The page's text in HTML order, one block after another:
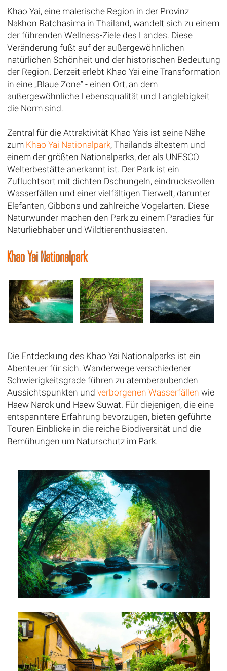
Khao Yai, eine malerische Region in der Provinz
Nakhon Ratchasima in Thailand, wandelt sich zu einem
der führenden Wellness-Ziele des Landes. Diese
Veränderung fußt auf der außergewöhnlichen
natürlichen Schönheit und der historischen Bedeutung
der Region. Derzeit erlebt Khao Yai eine Transformation
in eine „Blaue Zone“ - einen Ort, an dem
außergewöhnliche Lebensqualität und Langlebigkeit
die Norm sind.
Zentral für die Attraktivität Khao Yais ist seine Nähe
zum Khao Yai Nationalpark, Thailands ältestem und
einem der größten Nationalparks, der als UNESCO-
Welterbestätte anerkannt ist. Der Park ist ein
Zufluchtsort mit dichten Dschungeln, eindrucksvollen
Wasserfällen und einer vielfältigen Tierwelt, darunter
Elefanten, Gibbons und zahlreiche Vogelarten. Diese
Naturwunder machen den Park zu einem Paradies für
Naturliebhaber und Wildtierenthusiasten.
Khao Yai Nationalpark
Die Entdeckung des Khao Yai Nationalparks ist ein
Abenteuer für sich. Wanderwege verschiedener
Schwierigkeitsgrade führen zu atemberaubenden
Aussichtspunkten und verborgenen Wasserfällen wie
Haew Narok und Haew Suwat. Für diejenigen, die eine
entspanntere Erfahrung bevorzugen, bieten geführte
Touren Einblicke in die reiche Biodiversität und die
Bemühungen um Naturschutz im Park.